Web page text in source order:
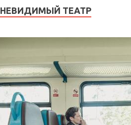
НЕВИДИМЫЙ ТЕАТР